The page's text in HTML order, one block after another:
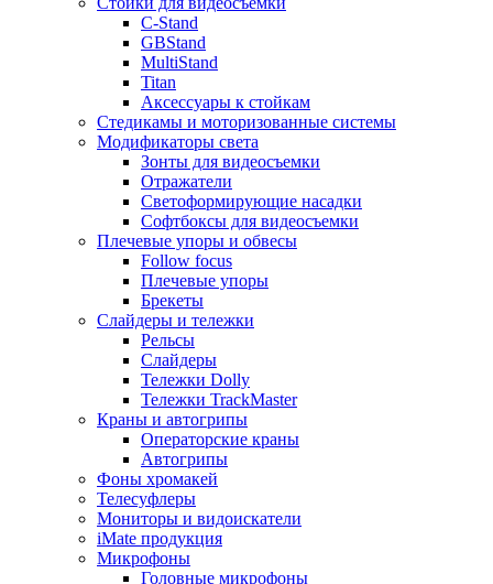
C-Stand
GBStand
MultiStand
Titan
Аксессуары к стойкам
Стедикамы и моторизованные системы
Модификаторы света
Зонты для видеосъемки
Отражатели
Светоформирующие насадки
Софтбоксы для видеосъемки
Плечевые упоры и обвесы
Follow focus
Плечевые упоры
Брекеты
Слайдеры и тележки
Рельсы
Слайдеры
Тележки Dolly
Тележки TrackMaster
Краны и автогрипы
Операторские краны
Автогрипы
Фоны хромакей
Телесуфлеры
Мониторы и видоискатели
iMate продукция
Микрофоны
Головные микрофоны